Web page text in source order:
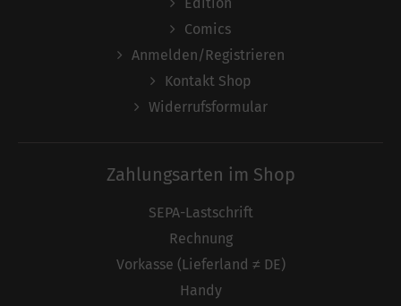
Comics
Anmelden/Registrieren
Kontakt Shop
Widerrufsformular
Zahlungsarten im Shop
SEPA-Lastschrift
Rechnung
Vorkasse (Lieferland ≠ DE)
Handy